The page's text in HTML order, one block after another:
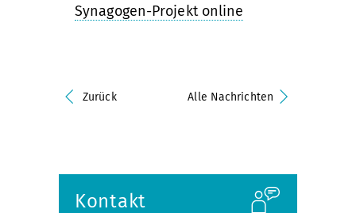
Synagogen-Projekt online
Zurück Alle Nachrichten
Kontakt